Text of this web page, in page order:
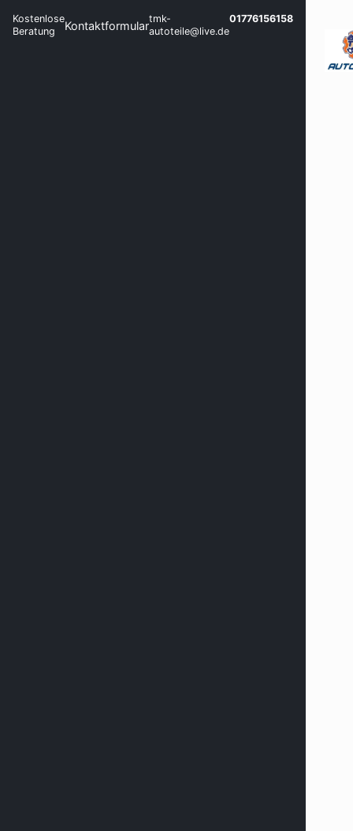
Kostenlose
Beratung
Kontaktformulartmk-
autoteile@live.de
01776156158